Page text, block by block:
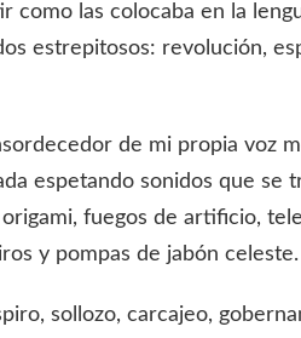
como las colocaba en la
estrepitosos: revolución,
de mi propia voz
espetando sonidos que se
fuegos de artificio,
y pompas de jabón celeste.
sollozo, carcajeo,